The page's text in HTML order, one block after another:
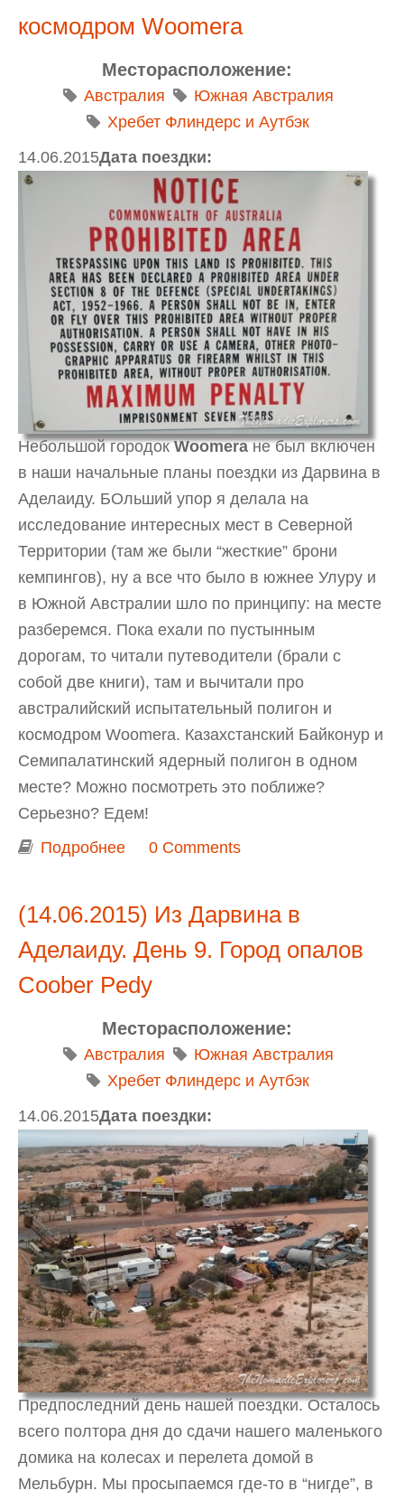
космодром Woomera
Месторасположение:
Австралия
Южная Австралия
Хребет Флиндерс и Аутбэк
Дата поездки:
14.06.2015
Небольшой городокWoomeraне был включен
в наши начальные планы поездки из Дарвина в
Аделаиду. БОльший упор я делала на
исследование интересных мест в Северной
Территории (там же были “жесткие” брони
кемпингов), ну а все что было в южнее Улуру и
в Южной Австралии шло по принципу: на месте
разберемся. Пока ехали по пустынным
дорогам, то читали путеводители (брали с
собой две книги), там и вычитали про
австралийский испытательный полигон и
космодром Woomera. Казахстанский Байконур и
Семипалатинский ядерный полигон в одном
месте? Можно посмотреть это поближе?
Серьезно? Едем!
Подробнее о Из Дарвина в Аделаиду. День 9.
0 Comments
(14.06.2015) Из Дарвина в
Аделаиду. День 9. Город опалов
Coober Pedy
Месторасположение:
Австралия
Южная Австралия
Хребет Флиндерс и Аутбэк
Дата поездки:
14.06.2015
Предпоследний день нашей поездки. Осталось
всего полтора дня до сдачи нашего маленького
домика на колесах и перелета домой в
Мельбурн. Мы просыпаемся где-то в “нигде”, в